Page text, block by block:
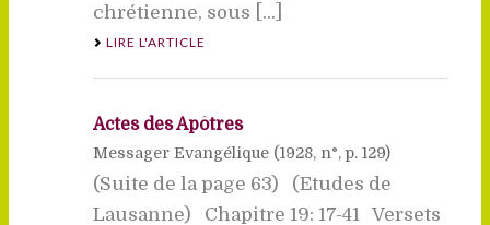
chrétienne, sous [...]
LIRE L'ARTICLE
Actes des Apôtres
Messager Evangélique (1928, n°, p. 129)
(Suite de la page 63) (Etudes de
Lausanne) Chapitre 19: 17-41 Versets